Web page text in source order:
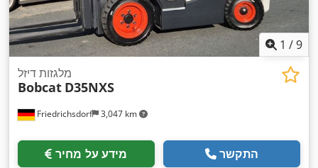
1 /9
Friedrichsdorf 3,047 km
מלגזות דיזל
Bobcat D35NXS
מידע על מחיר התקשר